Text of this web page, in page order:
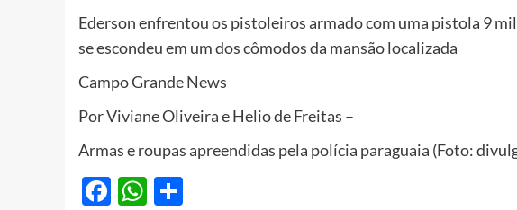
Ederson enfrentou os pistoleiros armado com uma pistola 9
se escondeu em um dos cômodos da mansão localizada
Campo Grande News
Por Viviane Oliveira e Helio de Freitas –
Armas e roupas apreendidas pela polícia paraguaia (Foto:
Facebook
WhatsApp